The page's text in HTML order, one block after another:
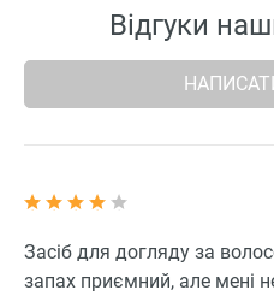
Відгуки
Засіб для догляду за
запах приємний, але мені